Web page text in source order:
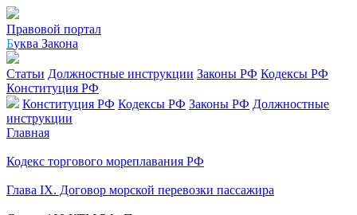
Правовой портал
Буква Закона
Статьи Должностные инструкции Законы РФ Кодексы РФ
Конституция РФ
Конституция РФ Кодексы РФ Законы РФ Должностные
инструкции
Главная
Кодекс торгового мореплавания РФ
Глава IX. Договор морской перевозки пассажира